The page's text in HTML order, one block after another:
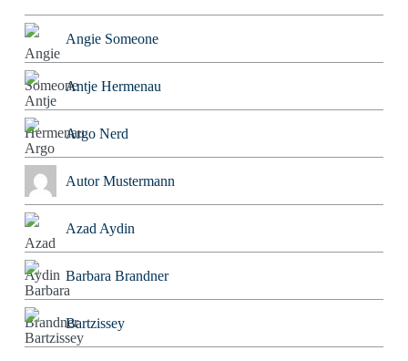
Angie Someone
Antje Hermenau
Argo Nerd
Autor Mustermann
Azad Aydin
Barbara Brandner
Bartzissey